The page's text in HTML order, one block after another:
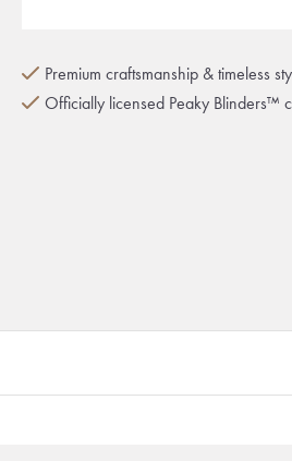
Premium craftsmanship & timeless
Officially licensed Peaky Blinders™